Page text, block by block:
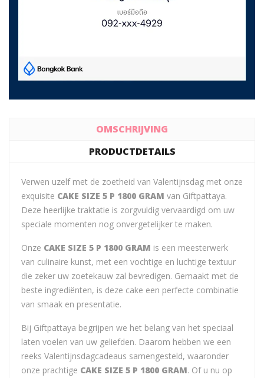
OMSCHRIJVING
PRODUCTDETAILS
Verwen uzelf met de zoetheid van Valentijnsdag met onze
exquisite CAKE SIZE 5 P 1800 GRAM van Giftpattaya.
Deze heerlijke traktatie is zorgvuldig vervaardigd om uw
speciale momenten nog onvergetelijker te maken.
Onze CAKE SIZE 5 P 1800 GRAM is een meesterwerk
van culinaire kunst, met een vochtige en luchtige textuur
die zeker uw zoetekauw zal bevredigen. Gemaakt met de
beste ingrediënten, is deze cake een perfecte combinatie
van smaak en presentatie.
Bij Giftpattaya begrijpen we het belang van het speciaal
laten voelen van uw geliefden. Daarom hebben we een
reeks Valentijnsdagcadeaus samengesteld, waaronder
onze prachtige CAKE SIZE 5 P 1800 GRAM. Of u nu op